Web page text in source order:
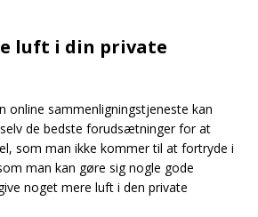
luft i din private
online sammenligningstjeneste kan
de bedste forudsætninger for at
som man ikke kommer til at fortryde i
man kan gøre sig nogle gode
noget mere luft i den private